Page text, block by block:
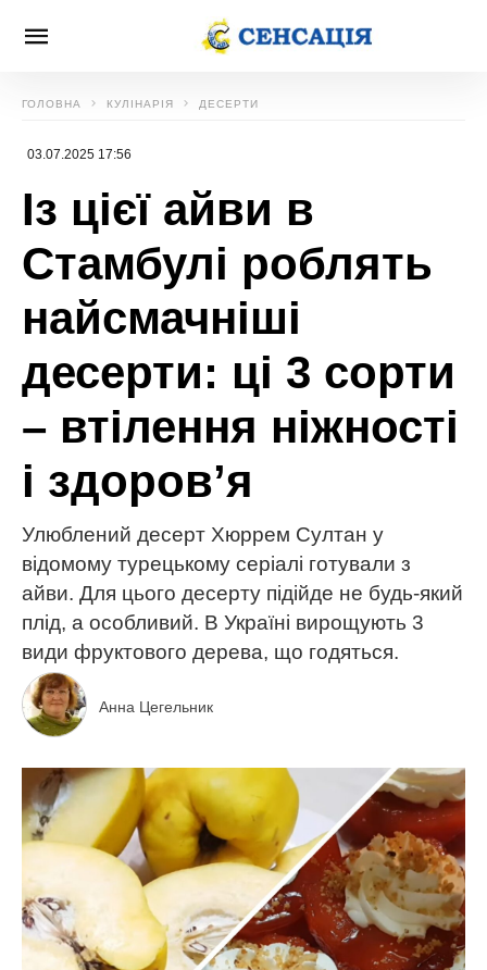
ГОЛОВНА КУЛІНАРІЯ ДЕСЕРТИ
03.07.2025 17:56
Із цієї айви в
Стамбулі роблять
найсмачніші
десерти: ці 3 сорти
– втілення ніжності
і здоров’я
Улюблений десерт Хюррем Султан у
відомому турецькому серіалі готували з
айви. Для цього десерту підійде не будь-який
плід, а особливий. В Україні вирощують 3
види фруктового дерева, що годяться.
Анна Цегельник